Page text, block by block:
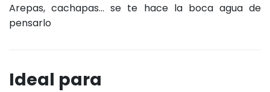
Arepas, cachapas... se te hace la boca agua de
pensarlo
Ideal para